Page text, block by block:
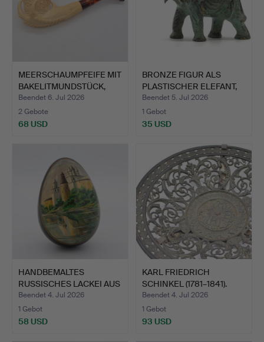
MEERSCHAUMPFEIFE MIT
BAKELITMUNDSTÜCK,
VOG…
Beendet 6. Jul 2026
2 Gebote
68 USD
BRONZE FIGUR ALS
PLASTISCHER ELEFANT,
20. …
Beendet 5. Jul 2026
1 Gebot
35 USD
HANDBEMALTES
RUSSISCHES LACKEI AUS
HOLZ MI…
Beendet 4. Jul 2026
1 Gebot
58 USD
KARL FRIEDRICH
SCHINKEL (1781–1841).
BERLI…
Beendet 4. Jul 2026
1 Gebot
93 USD